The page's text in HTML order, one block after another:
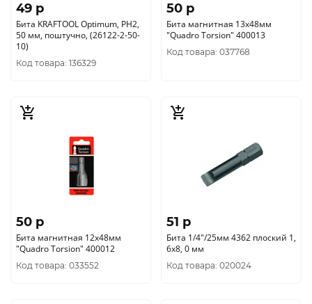
49 p
Бита KRAFTOOL Optimum, PH2,
50 мм, поштучно, (26122-2-50-
10)
Код товара: 136329
50 p
Бита магнитная 13х48мм
"Quadro Torsion" 400013
Код товара: 037768
50 p
Бита магнитная 12х48мм
"Quadro Torsion" 400012
Код товара: 033552
51 p
Бита 1/4"/25мм 4362 плоский 1,
6х8, 0 мм
Код товара: 020024